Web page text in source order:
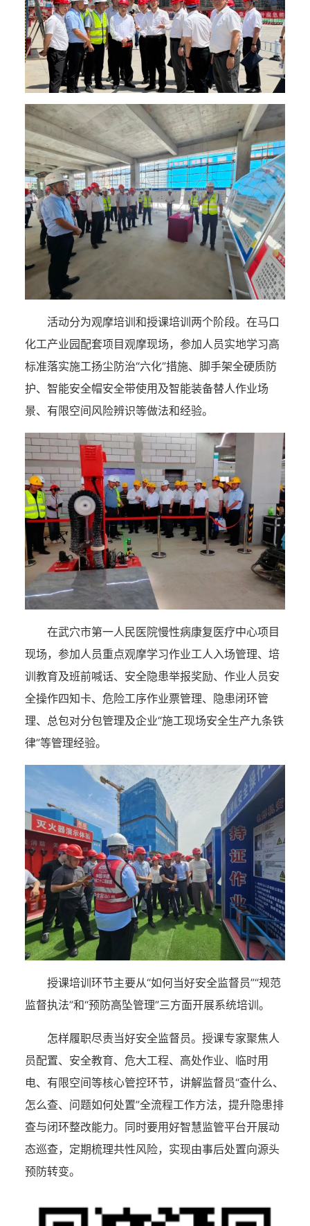
活动分为观摩培训和授课培训两个阶段。在马口
化工产业园配套项目观摩现场，参加人员实地学习高
标准落实施工扬尘防治“六化”措施、脚手架全硬质防
护、智能安全帽安全带使用及智能装备替人作业场
景、有限空间风险辨识等做法和经验。
在武穴市第一人民医院慢性病康复医疗中心项目
现场，参加人员重点观摩学习作业工人入场管理、培
训教育及班前喊话、安全隐患举报奖励、作业人员安
全操作四知卡、危险工序作业票管理、隐患闭环管
理、总包对分包管理及企业“施工现场安全生产九条铁
律”等管理经验。
授课培训环节主要从“如何当好安全监督员”“规范
监督执法”和“预防高坠管理”三方面开展系统培训。
怎样履职尽责当好安全监督员。授课专家聚焦人
员配置、安全教育、危大工程、高处作业、临时用
电、有限空间等核心管控环节，讲解监督员“查什么、
怎么查、问题如何处置”全流程工作方法，提升隐患排
查与闭环整改能力。同时要用好智慧监管平台开展动
态巡查，定期梳理共性风险，实现由事后处置向源头
预防转变。